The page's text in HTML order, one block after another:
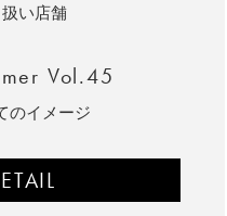
い店舗
Vol.45
のイメージ